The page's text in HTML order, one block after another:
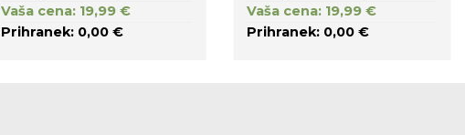
Vaša cena: 19,99 €
Prihranek: 0,00 €
Vaša cena: 19,99 €
Prihranek: 0,00 €